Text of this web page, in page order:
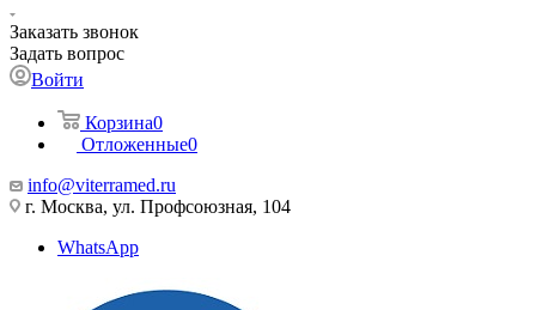
Заказать звонок
Задать вопрос
Войти
Корзина0
Отложенные0
info@viterramed.ru
г. Москва, ул. Профсоюзная, 104
WhatsApp